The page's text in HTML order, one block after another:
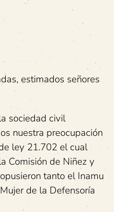
estimados señores
sociedad civil
nuestra preocupación
ley 21.702 el cual
Comisión de Niñez y
tanto el Inamu
de la Defensoría